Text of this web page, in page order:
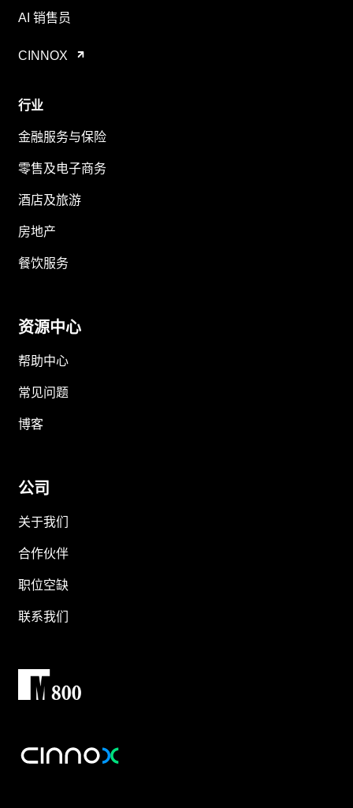
AI 销售员
CINNOX
行业
金融服务与保险
零售及电子商务
酒店及旅游
房地产
餐饮服务
资源中心
帮助中心
常见问题
博客
公司
关于我们
合作伙伴
职位空缺
联系我们